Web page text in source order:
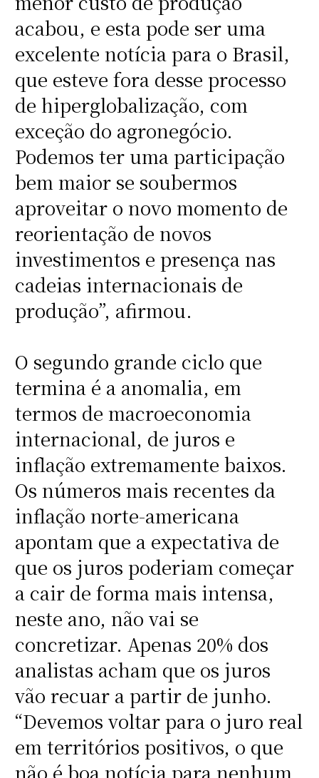
acabou, e esta pode ser uma
excelente notícia para o Brasil,
que esteve fora desse processo
de hiperglobalização, com
exceção do agronegócio.
Podemos ter uma participação
bem maior se soubermos
aproveitar o novo momento de
reorientação de novos
investimentos e presença nas
cadeias internacionais de
produção”, afirmou.
O segundo grande ciclo que
termina é a anomalia, em
termos de macroeconomia
internacional, de juros e
inflação extremamente baixos.
Os números mais recentes da
inflação norte-americana
apontam que a expectativa de
que os juros poderiam começar
a cair de forma mais intensa,
neste ano, não vai se
concretizar. Apenas 20% dos
analistas acham que os juros
vão recuar a partir de junho.
“Devemos voltar para o juro real
em territórios positivos, o que
não é boa notícia para nenhum